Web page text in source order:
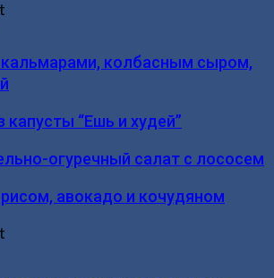
кальмарами, колбасным сыром,
капусты “Ешь и худей”
огуречный салат с лососем
авокадо и кочудяном